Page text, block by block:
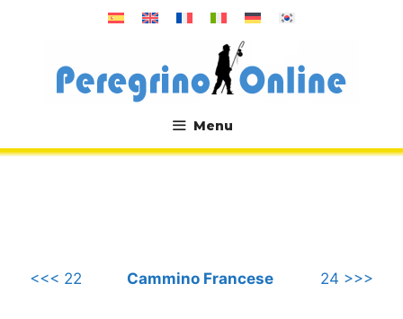
Menu
.
<<< 22 Cammino Francese 24 >>>